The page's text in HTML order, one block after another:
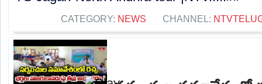
CATEGORY: NEWS CHANNEL: